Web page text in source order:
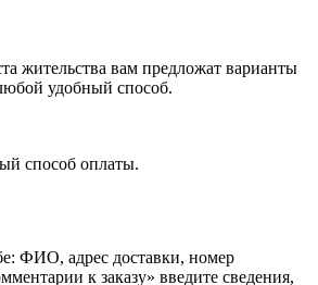
жительства вам предложат варианты
удобный способ.
способ оплаты.
ФИО, адрес доставки, номер
к заказу» введите сведения,